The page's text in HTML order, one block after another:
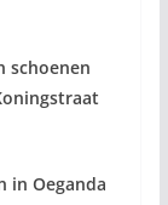
schoenen
in Oeganda